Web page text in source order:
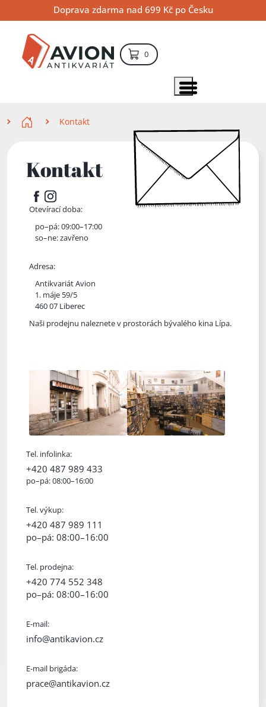
na
obsah
na
navigaci
na
vyhledávání
Doprava zdarma nad 699 Kč po Česku
0položek – košík
Zobrazit položky menu
Kontakt
Kontakt
FacebookInstagram
Otevírací doba:
po–pá: 09:00–17:00
so–ne: zavřeno
Adresa:
Antikvariát Avion
1. máje 59/5
460 07 Liberec
Naši prodejnu naleznete v prostorách bývalého kina Lípa.
Tel. infolinka:
+420 487 989 433
po–pá: 08:00–16:00
Tel. výkup:
+420 487 989 111
po–pá: 08:00–16:00
Tel. prodejna:
+420 774 552 348
po–pá: 08:00–16:00
E-mail:
info@antikavion.cz
E-mail brigáda:
prace@antikavion.cz